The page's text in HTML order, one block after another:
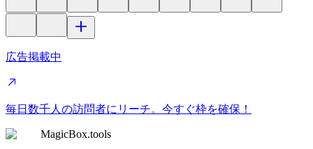
広告掲載中
毎日数千人の訪問者にリーチ。今すぐ枠を確保！
MagicBox.tools